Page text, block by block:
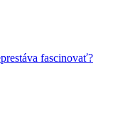
fascinovať?